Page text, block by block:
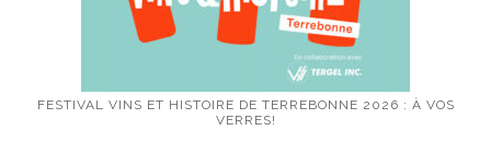
FESTIVAL VINS ET HISTOIRE DE TERREBONNE 2026 : À VOS
VERRES!